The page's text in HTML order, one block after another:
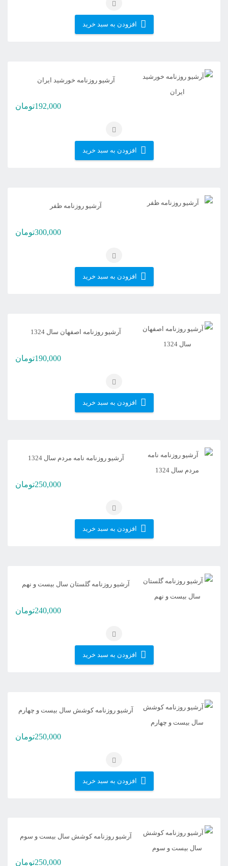
افزودن به سبد خرید
آرشیو روزنامه خورشید ایران
192,000تومان
افزودن به سبد خرید
آرشیو روزنامه ظفر
300,000تومان
افزودن به سبد خرید
آرشیو روزنامه اصفهان سال 1324
190,000تومان
افزودن به سبد خرید
آرشیو روزنامه نامه مردم سال 1324
250,000تومان
افزودن به سبد خرید
آرشیو روزنامه گلستان سال بیست و نهم
240,000تومان
افزودن به سبد خرید
آرشیو روزنامه کوشش سال بیست و چهارم
250,000تومان
افزودن به سبد خرید
آرشیو روزنامه کوشش سال بیست و سوم
250,000تومان